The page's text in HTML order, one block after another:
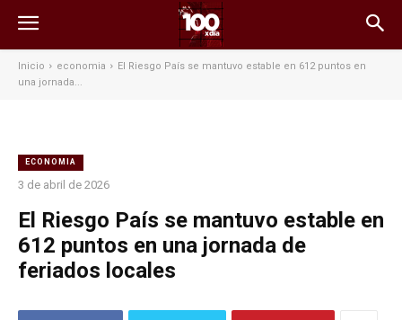
Inicio economia
El Riesgo País se mantuvo estable en 612 puntos en
una jornada...
ECONOMIA
3 de abril de 2026
El Riesgo País se mantuvo estable en
612 puntos en una jornada de
feriados locales